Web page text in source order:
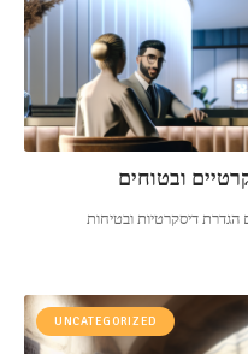
ובטוחים
הגדרת דיסקרטיות ובטיחות
UNCATEGORIZED